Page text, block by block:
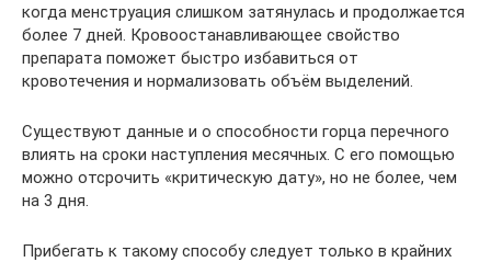
когда менструация слишком затянулась и продолжается
более 7 дней. Кровоостанавливающее свойство
препарата поможет быстро избавиться от
кровотечения и нормализовать объём выделений.
Существуют данные и о способности горца перечного
влиять на сроки наступления месячных. С его помощью
можно отсрочить «критическую дату», но не более, чем
на 3 дня.
Прибегать к такому способу следует только в крайних